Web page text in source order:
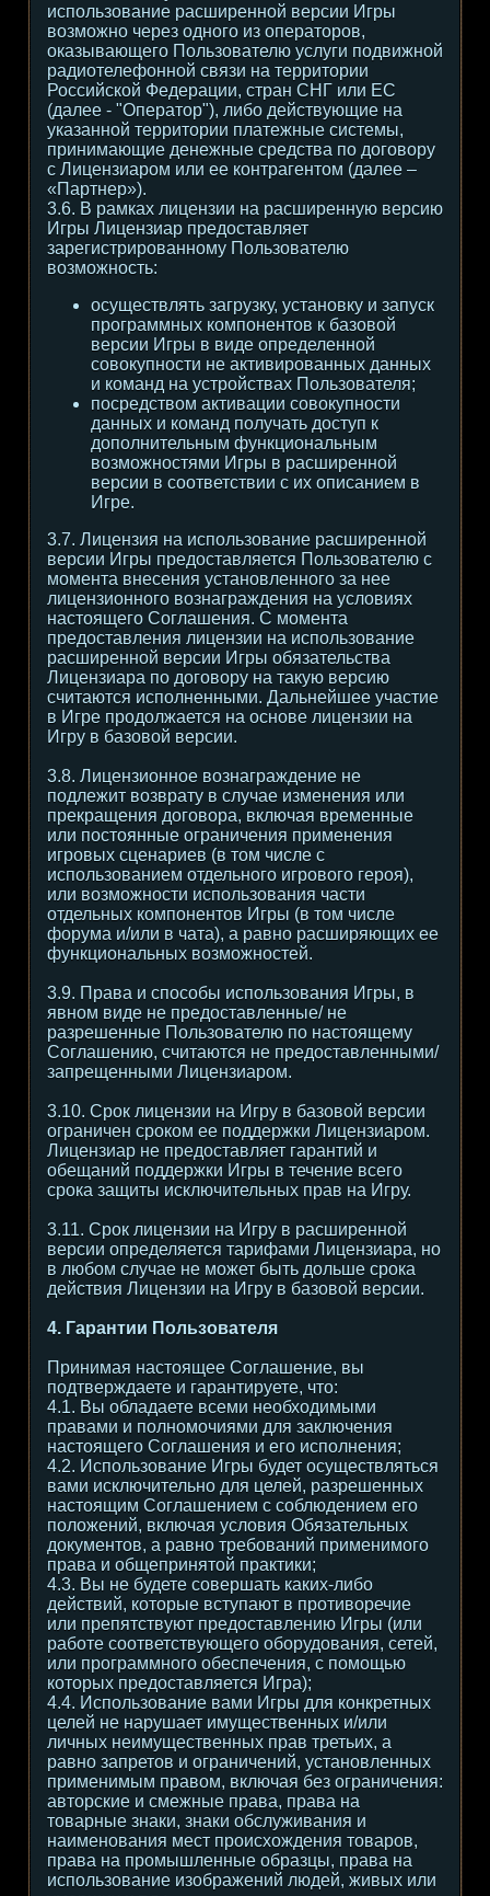
использование расширенной версии Игры
возможно через одного из операторов,
оказывающего Пользователю услуги подвижной
радиотелефонной связи на территории
Российской Федерации, стран СНГ или ЕС
(далее - "Оператор"), либо действующие на
указанной территории платежные системы,
принимающие денежные средства по договору
с Лицензиаром или ее контрагентом (далее –
«Партнер»).
3.6. В рамках лицензии на расширенную версию
Игры Лицензиар предоставляет
зарегистрированному Пользователю
возможность:
осуществлять загрузку, установку и запуск
программных компонентов к базовой
версии Игры в виде определенной
совокупности не активированных данных
и команд на устройствах Пользователя;
посредством активации совокупности
данных и команд получать доступ к
дополнительным функциональным
возможностями Игры в расширенной
версии в соответствии с их описанием в
Игре.
3.7. Лицензия на использование расширенной
версии Игры предоставляется Пользователю с
момента внесения установленного за нее
лицензионного вознаграждения на условиях
настоящего Соглашения. С момента
предоставления лицензии на использование
расширенной версии Игры обязательства
Лицензиара по договору на такую версию
считаются исполненными. Дальнейшее участие
в Игре продолжается на основе лицензии на
Игру в базовой версии.
3.8. Лицензионное вознаграждение не
подлежит возврату в случае изменения или
прекращения договора, включая временные
или постоянные ограничения применения
игровых сценариев (в том числе с
использованием отдельного игрового героя),
или возможности использования части
отдельных компонентов Игры (в том числе
форума и/или в чата), а равно расширяющих ее
функциональных возможностей.
3.9. Права и способы использования Игры, в
явном виде не предоставленные/ не
разрешенные Пользователю по настоящему
Соглашению, считаются не предоставленными/
запрещенными Лицензиаром.
3.10. Срок лицензии на Игру в базовой версии
ограничен сроком ее поддержки Лицензиаром.
Лицензиар не предоставляет гарантий и
обещаний поддержки Игры в течение всего
срока защиты исключительных прав на Игру.
3.11. Срок лицензии на Игру в расширенной
версии определяется тарифами Лицензиара, но
в любом случае не может быть дольше срока
действия Лицензии на Игру в базовой версии.
4. Гарантии Пользователя
Принимая настоящее Соглашение, вы
подтверждаете и гарантируете, что:
4.1. Вы обладаете всеми необходимыми
правами и полномочиями для заключения
настоящего Соглашения и его исполнения;
4.2. Использование Игры будет осуществляться
вами исключительно для целей, разрешенных
настоящим Соглашением с соблюдением его
положений, включая условия Обязательных
документов, а равно требований применимого
права и общепринятой практики;
4.3. Вы не будете совершать каких-либо
действий, которые вступают в противоречие
или препятствуют предоставлению Игры (или
работе соответствующего оборудования, сетей,
или программного обеспечения, с помощью
которых предоставляется Игра);
4.4. Использование вами Игры для конкретных
целей не нарушает имущественных и/или
личных неимущественных прав третьих, а
равно запретов и ограничений, установленных
применимым правом, включая без ограничения:
авторские и смежные права, права на
товарные знаки, знаки обслуживания и
наименования мест происхождения товаров,
права на промышленные образцы, права на
использование изображений людей, живых или